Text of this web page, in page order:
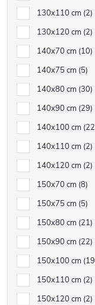
130x110 cm 2
130x120 cm 2
140x70 cm 10
140x75 cm 5
140x80 cm 30
140x90 cm 29
140x100 cm 22
140x110 cm 2
140x120 cm 2
150x70 cm 8
150x75 cm 5
150x80 cm 21
150x90 cm 22
150x100 cm 19
150x110 cm 2
150x120 cm 2